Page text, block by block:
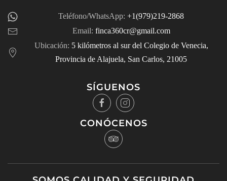
Teléfono/WhatsApp: +1(979)219-2868
Email: finca360cr@gmail.com
Ubicación: 5 kilómetros al sur del Colegio de Venecia,
Provincia de Alajuela, San Carlos, 21005
SÍGUENOS
CONÓCENOS